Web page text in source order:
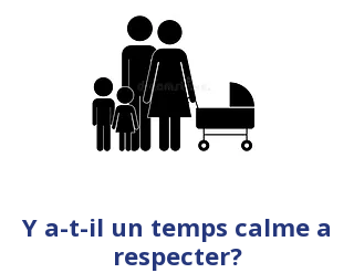
Y a-t-il un temps calme a
respecter?